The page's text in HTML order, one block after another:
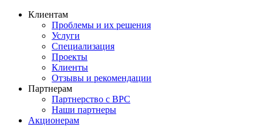
Клиентам
Проблемы и их решения
Услуги
Специализация
Проекты
Клиенты
Отзывы и рекомендации
Партнерам
Партнерство с BPC
Наши партнеры
Акционерам